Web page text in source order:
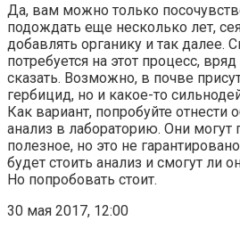
Да, вам можно только
подождать еще несколько лет,
добавлять органику и так далее.
потребуется на этот процесс,
сказать. Возможно, в почве
гербицид, но и какое-то
Как вариант, попробуйте
анализ в лабораторию. Они могут
полезное, но это не
будет стоить анализ и смогут ли
Но попробовать стоит.
30 мая 2017, 12:00